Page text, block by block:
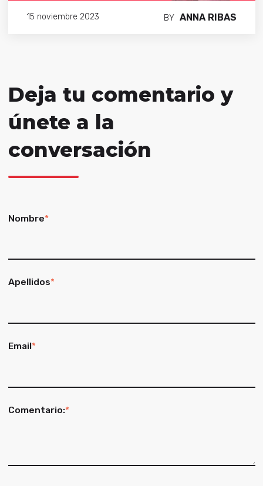
15 noviembre 2023 BY ANNA RIBAS
Deja tu comentario y
únete a la
conversación
Nombre*
Apellidos*
Email*
Comentario:*